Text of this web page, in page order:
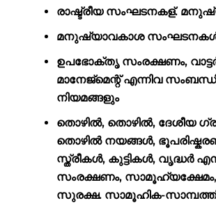
രാഷ്ട്രീയ സംഘടനകള്.
മനുഷ്യാവകാശ
ഉപഭോക്തൃ സംരക്ഷണം,
മാനേജ്മെന്റ് എന്നിവ
നിയമങ്ങളും
തൊഴിൽ, തൊഴിൽ, ദേശീയ
തൊഴിൽ നയങ്ങൾ,
സ്ത്രീകൾ, കുട്ടികൾ, വൃദ്ധർ
സംരക്ഷണം,
സുരക്ഷ. സാമൂഹിക-